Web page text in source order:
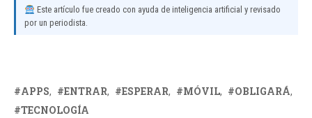
Este artículo fue creado con ayuda de inteligencia artificial y revisado
por un periodista.
APPS ENTRAR ESPERAR MÓVIL
OBLIGARÁ
TECNOLOGÍA